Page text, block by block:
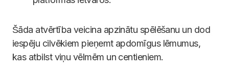
Šāda atvērtība veicina apzinātu spēlēšanu un dod
iespēju cilvēkiem pieņemt apdomīgus lēmumus,
kas atbilst viņu vēlmēm un centieniem.